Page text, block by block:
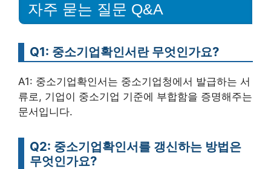
자주 묻는 질문 Q&A
Q1: 중소기업확인서란 무엇인가요?
A1: 중소기업확인서는 중소기업청에서 발급하는 서
류로, 기업이 중소기업 기준에 부합함을 증명해주는
문서입니다.
Q2: 중소기업확인서를 갱신하는 방법은
무엇인가요?